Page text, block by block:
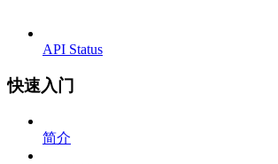
API Status
快速入门
简介